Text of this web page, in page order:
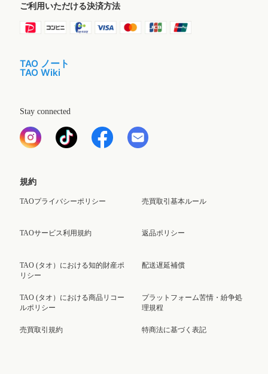
ご利用いただける決済方法
TAO ノート
TAO Wiki
Stay connected
規約
TAOプライバシーポリシー
TAOサービス利用規約
TAO (タオ）における知的財産ポ
リシー
TAO (タオ）における商品リコー
ルポリシー
売買取引規約
売買取引基本ルール
返品ポリシー
配送遅延補償
プラットフォーム苦情・紛争処
理規程
特商法に基づく表記